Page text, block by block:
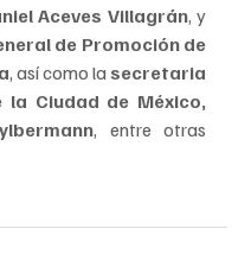
Aceves Villagrán, y
de Promoción de
, así como la secretaria
Ciudad de México,
, entre otras